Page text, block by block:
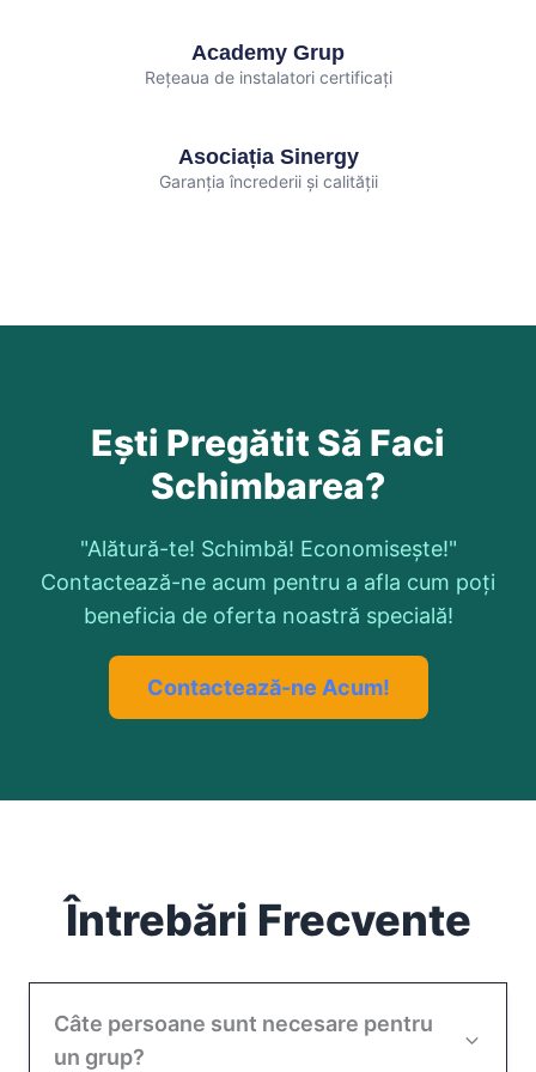
Academy Grup
Rețeaua de instalatori certificați
Asociația Sinergy
Garanția încrederii și calității
Ești Pregătit Să Faci
Schimbarea?
"Alătură-te! Schimbă! Economisește!"
Contactează-ne acum pentru a afla cum poți
beneficia de oferta noastră specială!
Contactează-ne Acum!
Întrebări Frecvente
Câte persoane sunt necesare pentru
un grup?